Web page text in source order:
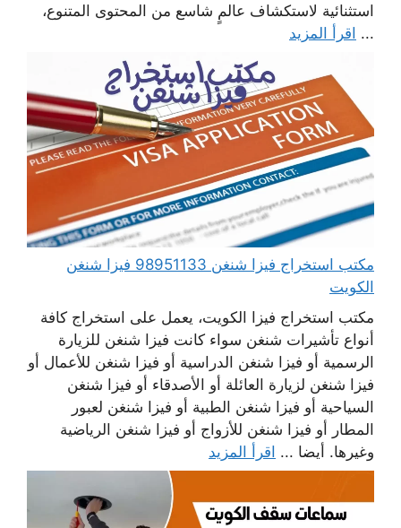
استثنائية لاستكشاف عالمٍ شاسع من المحتوى المتنوع،
... اقرأ المزيد
مكتب استخراج فيزا شنغن 98951133 فيزا شنغن
الكويت
مكتب استخراج فيزا الكويت، يعمل على استخراج كافة
أنواع تأشيرات شنغن سواء كانت فيزا شنغن للزيارة
الرسمية أو فيزا شنغن الدراسية أو فيزا شنغن للأعمال أو
فيزا شنغن لزيارة العائلة أو الأصدقاء أو فيزا شنغن
السياحية أو فيزا شنغن الطبية أو فيزا شنغن لعبور
المطار أو فيزا شنغن للأزواج أو فيزا شنغن الرياضية
وغيرها. أيضا ... اقرأ المزيد